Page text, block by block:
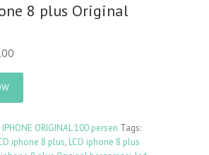
8 plus Original
IPHONE ORIGINAL 100 persen Tags:
iphone 8 plus, LCD iphone 8 plus